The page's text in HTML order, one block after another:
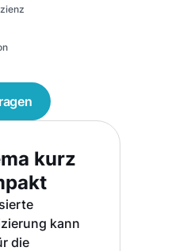
kurz
kann
die